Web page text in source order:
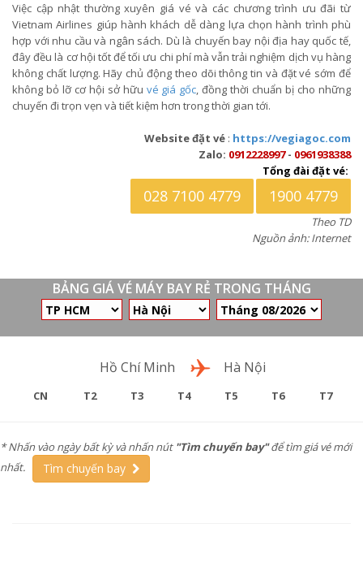
Việc cập nhật thường xuyên giá vé và các chương trình ưu đãi từ
Vietnam Airlines giúp hành khách dễ dàng lựa chọn hành trình phù
hợp với nhu cầu và ngân sách. Dù là chuyến bay nội địa hay quốc tế,
đây đều là cơ hội tốt để tối ưu chi phí mà vẫn trải nghiệm dịch vụ hàng
không chất lượng. Hãy chủ động theo dõi thông tin và đặt vé sớm để
không bỏ lỡ cơ hội sở hữu vé giá gốc, đồng thời chuẩn bị cho những
chuyến đi trọn vẹn và tiết kiệm hơn trong thời gian tới.
Website đặt vé : https://vegiagoc.com
Zalo: 0912228997- 0961938388
Tổng đài đặt vé:
028 7100 4779 1900 4779
Theo TD
Nguồn ảnh: Internet
BẢNG GIÁ VÉ MÁY BAY RẺ TRONG THÁNG
Hồ Chí Minh Hà Nội
CN T2 T3 T4 T5 T6 T7
* Nhấn vào ngày bất kỳ và nhấn nút "Tìm chuyến bay"để tìm giá vé mới
nhất.
Tìm chuyến bay